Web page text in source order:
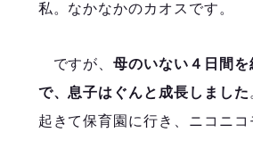
私。なかなかのカオスです。
ですが、母のいない４日間を
で、息子はぐんと成長しました
起きて保育園に行き、ニコニコ